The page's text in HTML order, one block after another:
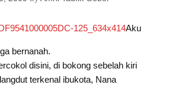
Aku
bernanah.
disini, di bokong sebelah kiri
terkenal ibukota, Nana